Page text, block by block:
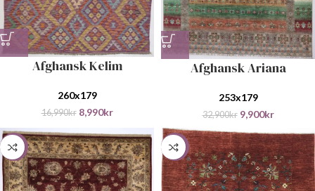
Afghansk Kelim
260x179
16,990kr 8,990kr
Afghansk Ariana
253x179
32,900kr 9,900kr
-38% -45%